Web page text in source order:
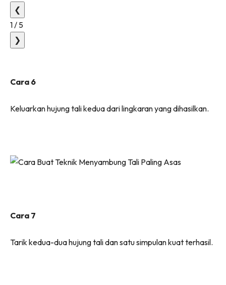
❮
1 / 5
❯
Cara 6
Keluarkan hujung tali kedua dari lingkaran yang dihasilkan.
Cara 7
Tarik kedua-dua hujung tali dan satu simpulan kuat terhasil.